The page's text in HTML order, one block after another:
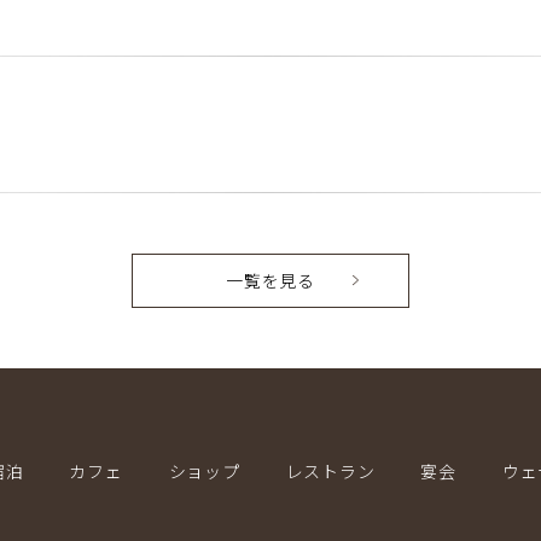
一覧を見る
泊 カフェ ショップ レストラン 宴会 ウ